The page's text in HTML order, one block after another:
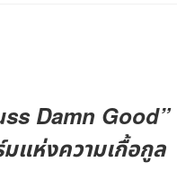
Damn Good”
แห่งความเกื้อกูล